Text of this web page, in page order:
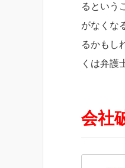
るという
がなくな
るかもし
くは弁護
会社